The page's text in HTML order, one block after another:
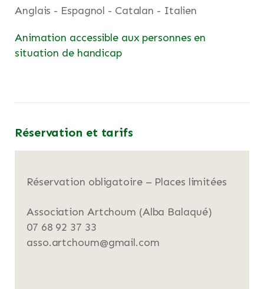
Anglais - Espagnol - Catalan - Italien
Animation accessible aux personnes en
situation de handicap
Réservation et tarifs
Réservation obligatoire – Places limitées
Association Artchoum (Alba Balaqué)
07 68 92 37 33
asso.artchoum@gmail.com